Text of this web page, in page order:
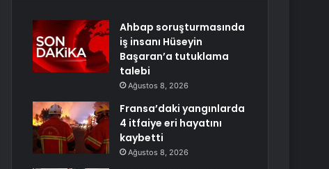
Ahbap soruşturmasında
iş insanı Hüseyin
Başaran’a tutuklama
talebi
Ağustos 8, 2026
Fransa’daki yangınlarda
4 itfaiye eri hayatını
kaybetti
Ağustos 8, 2026